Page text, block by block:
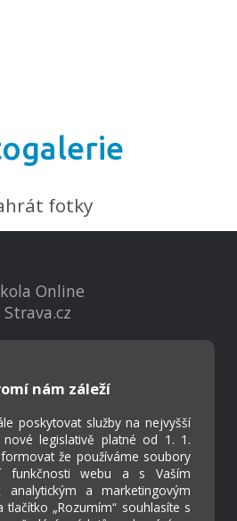
fotky
nám záleží
poskytovat služby na nejvyšší
legislativě platné od 1. 1.
že používáme soubory
funkčnosti webu a s Vaším
a marketingovým
tlačítko „Rozumím“ souhlasíte s
Online
Strava.cz
Projekty
prohlídka
Cookies
Přihlášení